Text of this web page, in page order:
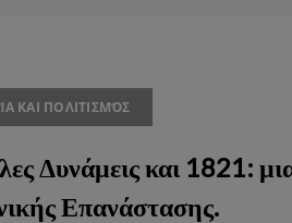
ΚΑΙ ΠΟΛΙΤΙΣΜΌΣ
Δυνάμεις και 1821:
Επανάστασης.